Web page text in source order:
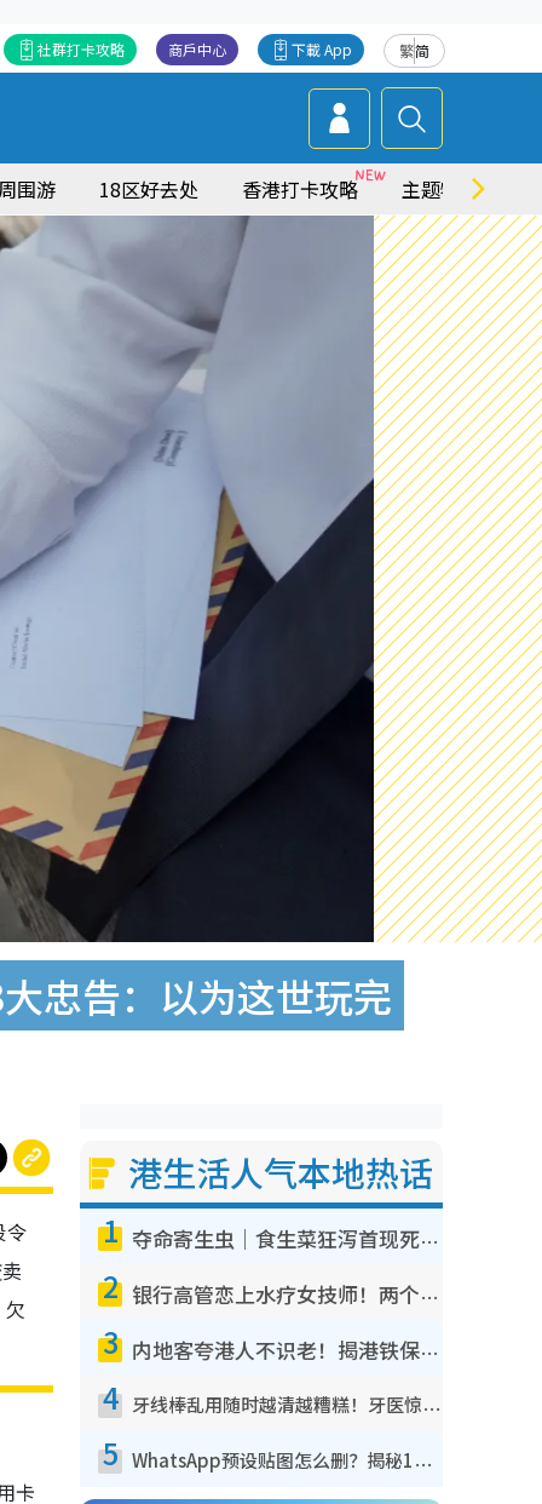
繁简
下載 App
商戶中心
社群打卡攻略
周围游 18区好去处 香港打卡攻略 主题特集
忠告：以为这世玩完
令
卡
港生活人气本地热话
1 夺命寄生虫｜食生菜狂泻首现死者！疫潮恶化录1.8万宗病例 揭洗菜3大谬误
2 银行高管恋上水疗女技师！两个月借128万惊觉“沉船”沉落火海 揭背后疑似邪教操控卖淫
3 内地客夸港人不识老！揭港铁保鲜级冷气 港人求放过：别投诉
4 牙线棒乱用随时越清越糟糕！牙医惊揭盲目过户细菌恐致蛀牙：这种才是日常真保养
5 WhatsApp预设贴图怎么删？揭秘1招“反向操作”还原简洁界面 附3步实测教程